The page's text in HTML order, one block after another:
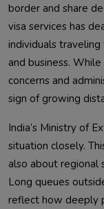
border and share
visa services has
individuals
and business.
concerns and
sign of growing
India’s Ministry of
situation closely.
also about regional
Long queues
reflect how deeply